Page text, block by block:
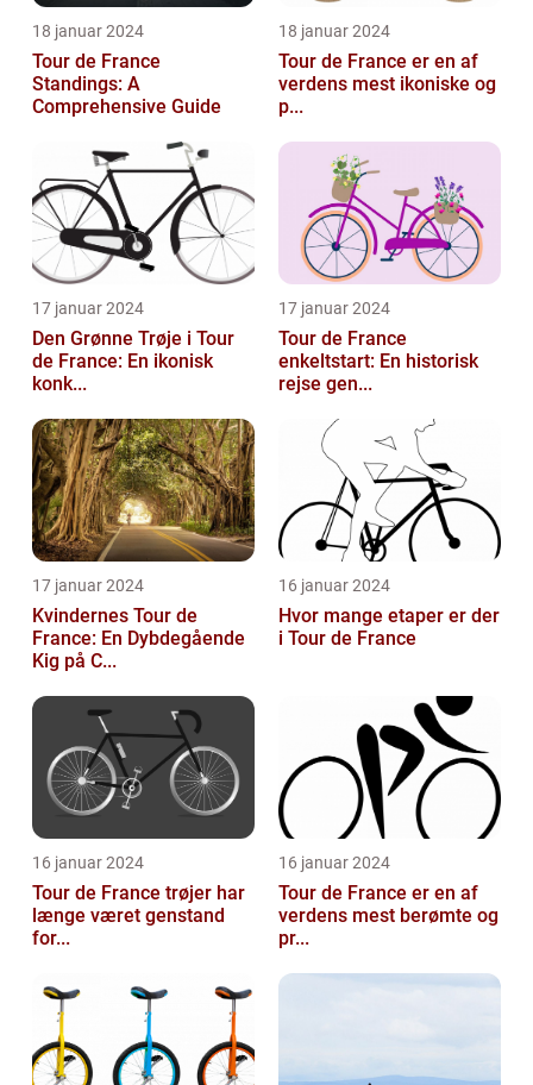
18 januar 2024
Tour de France
Standings: A
Comprehensive Guide
18 januar 2024
Tour de France er en af
verdens mest ikoniske og
p...
17 januar 2024
Den Grønne Trøje i Tour
de France: En ikonisk
konk...
17 januar 2024
Tour de France
enkeltstart: En historisk
rejse gen...
17 januar 2024
Kvindernes Tour de
France: En Dybdegående
Kig på C...
16 januar 2024
Hvor mange etaper er der
i Tour de France
16 januar 2024
Tour de France trøjer har
længe været genstand
for...
16 januar 2024
Tour de France er en af
verdens mest berømte og
pr...